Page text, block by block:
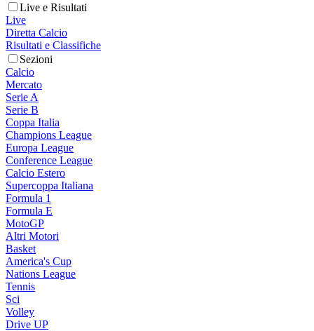
Live e Risultati
Live
Diretta Calcio
Risultati e Classifiche
Sezioni
Calcio
Mercato
Serie A
Serie B
Coppa Italia
Champions League
Europa League
Conference League
Calcio Estero
Supercoppa Italiana
Formula 1
Formula E
MotoGP
Altri Motori
Basket
America's Cup
Nations League
Tennis
Sci
Volley
Drive UP